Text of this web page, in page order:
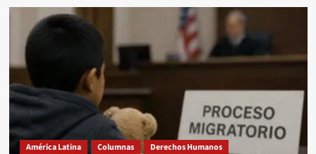
América Latina Columnas
Derechos Humanos